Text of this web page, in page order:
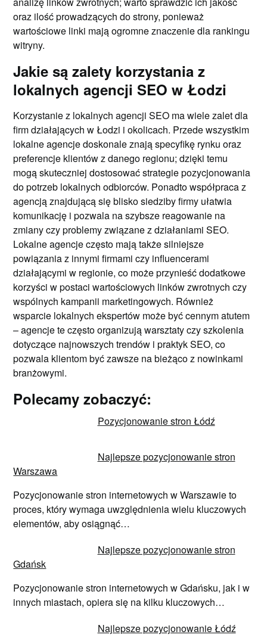
oraz ilość prowadzących do strony, ponieważ
wartościowe linki mają ogromne znaczenie dla rankingu
witryny.
Jakie są zalety korzystania z
lokalnych agencji SEO w Łodzi
Korzystanie z lokalnych agencji SEO ma wiele zalet dla
firm działających w Łodzi i okolicach. Przede wszystkim
lokalne agencje doskonale znają specyfikę rynku oraz
preferencje klientów z danego regionu; dzięki temu
mogą skuteczniej dostosować strategie pozycjonowania
do potrzeb lokalnych odbiorców. Ponadto współpraca z
agencją znajdującą się blisko siedziby firmy ułatwia
komunikację i pozwala na szybsze reagowanie na
zmiany czy problemy związane z działaniami SEO.
Lokalne agencje często mają także silniejsze
powiązania z innymi firmami czy influencerami
działającymi w regionie, co może przynieść dodatkowe
korzyści w postaci wartościowych linków zwrotnych czy
wspólnych kampanii marketingowych. Również
wsparcie lokalnych ekspertów może być cennym atutem
– agencje te często organizują warsztaty czy szkolenia
dotyczące najnowszych trendów i praktyk SEO, co
pozwala klientom być zawsze na bieżąco z nowinkami
branżowymi.
Polecamy zobaczyć:
Pozycjonowanie stron Łódź
Najlepsze pozycjonowanie stron
Warszawa
Pozycjonowanie stron internetowych w Warszawie to
proces, który wymaga uwzględnienia wielu kluczowych
elementów, aby osiągnąć…
Najlepsze pozycjonowanie stron
Gdańsk
Pozycjonowanie stron internetowych w Gdańsku, jak i w
innych miastach, opiera się na kilku kluczowych…
Najlepsze pozycjonowanie Łódź